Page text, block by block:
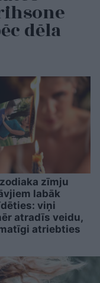
dēla
zīmju
labāk
viņi
atradīs veidu,
atriebties